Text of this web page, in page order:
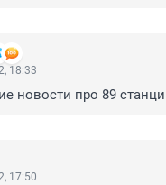
18:33
новости про 89
17:50